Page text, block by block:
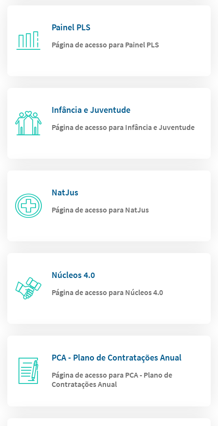
Painel PLS
Página de acesso para Painel PLS
Infância e Juventude
Página de acesso para Infância e Juventude
NatJus
Página de acesso para NatJus
Núcleos 4.0
Página de acesso para Núcleos 4.0
PCA - Plano de Contratações Anual
Página de acesso para PCA - Plano de
Contratações Anual